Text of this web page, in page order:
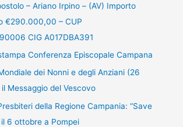
– Ariano Irpino – (AV) Importo
€290.000,00 – CUP
CIG A017DBA391
Conferenza Episcopale Campana
dei Nonni e degli Anziani (26
Messaggio del Vescovo
della Regione Campania: “Save
6 ottobre a Pompei